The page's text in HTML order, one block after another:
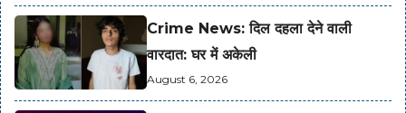
Crime News: दिल दहला देने वाली
वारदात: घर में अकेली
August 6, 2026